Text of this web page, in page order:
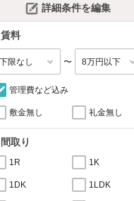
詳細条件を編集
賃料
〜
管理費など込み
敷金無し 礼金無し
間取り
1R 1K
1DK 1LDK